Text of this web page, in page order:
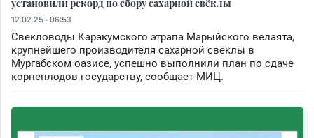
установили рекорд по сбору сахарной свёклы
12.02.25 - 06:53
Свекловоды Каракумского этрапа Марыйского велаята,
крупнейшего производителя сахарной свёклы в
Мургабском оазисе, успешно выполнили план по сдаче
корнеплодов государству, сообщает МИЦ.